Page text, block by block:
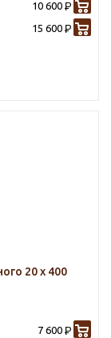
10 600 Р
15 600 Р
20 х 400
7 600 Р